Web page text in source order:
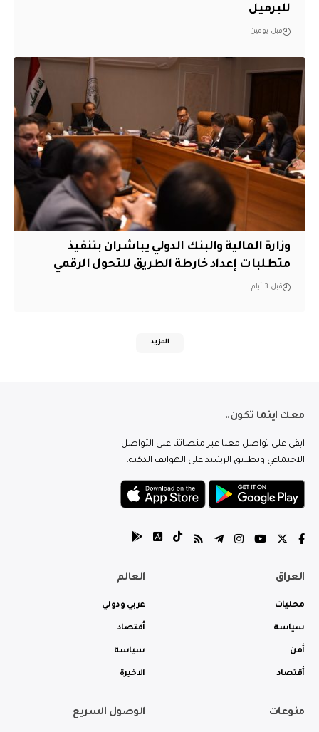
للبرميل
قبل يومين
وزارة المالية والبنك الدولي يباشران بتنفيذ
متطلبات إعداد خارطة الطريق للتحول الرقمي
قبل 3 أيام
المزيد
معك اينما تكون..
ابقى على تواصل معنا عبر منصاتنا على التواصل
الاجتماعي وتطبيق الرشيد على الهواتف الذكية.
العراق
محليات
سياسة
أمن
أقتصاد
العالم
عربي ودولي
أقتصاد
سياسة
الاخيرة
منوعات الوصول السريع